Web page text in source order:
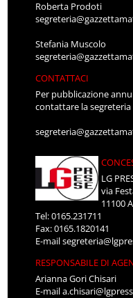
Roberta Prodoti
Stefania Muscolo
CONTATTACI
Per pubblicazione
contattare la segreteria
LG
via
11100
Tel: 0165.231711
Fax: 0165.1820141
E-mail
RESPONSABILE DI
Arianna Gori Chisari
E-mail